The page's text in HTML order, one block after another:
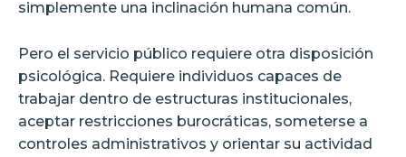
simplemente una inclinación humana común.
Pero el servicio público requiere otra disposición
psicológica. Requiere individuos capaces de
trabajar dentro de estructuras institucionales,
aceptar restricciones burocráticas, someterse a
controles administrativos y orientar su actividad